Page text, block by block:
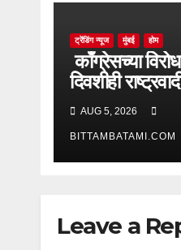
ट्रेंडिंग न्यूज मुंबई होम
काँग्रेसच्या
दिवशीही
आक्रमक
AUG 5, 2026
BITTAMBATAMI.COM
Leave a